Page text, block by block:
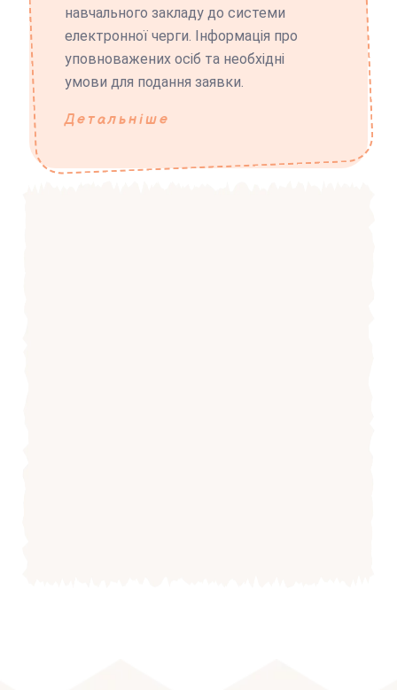
навчального закладу до системи
електронної черги. Інформація про
уповноважених осіб та необхідні
умови для подання заявки.
Детальніше